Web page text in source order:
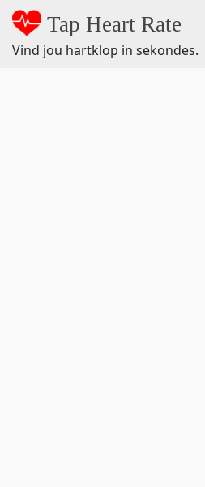
Tap Heart Rate
Vind jou hartklop in sekondes.